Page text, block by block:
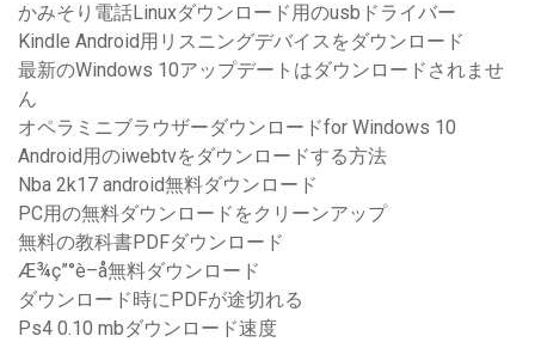
かみそり電話Linuxダウンロード用のusbドライバー
Kindle Android用リスニングデバイスをダウンロード
最新のWindows 10アップデートはダウンロードされませ
ん
オペラミニブラウザーダウンロードfor Windows 10
Android用のiwebtvをダウンロードする方法
Nba 2k17 android無料ダウンロード
PC用の無料ダウンロードをクリーンアップ
無料の教科書PDFダウンロード
Æ¾ç”°è–å­無料ダウンロード
ダウンロード時にPDFが途切れる
Ps4 0.10 mbダウンロード速度